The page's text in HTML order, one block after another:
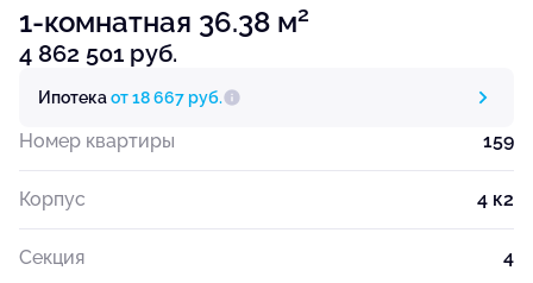
1-комнатная 36.38 м2
4 862 501 руб.
Ипотекаот 18 667 руб.
Номер квартиры 159
Корпус 4 к2
Секция 4